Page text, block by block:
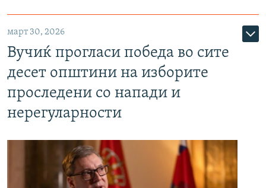
март 30, 2026
Вучиќ прогласи победа во сите
десет општини на изборите
проследени со напади и
нерегуларности